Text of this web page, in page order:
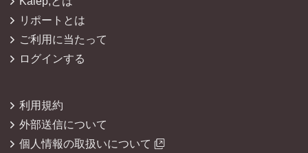
リポートとは
ご利用に当たって
ログインする
利用規約
外部送信について
個人情報の取扱いについて